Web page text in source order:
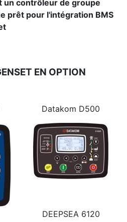
un contrôleur de groupe
prêt pour l'intégration BMS
EN OPTION
Datakom D500
DEEPSEA 6120